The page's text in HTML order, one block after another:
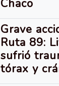
Chaco
Grave
Ruta 89:
sufrió
tórax y